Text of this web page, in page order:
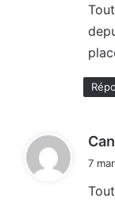
:
7